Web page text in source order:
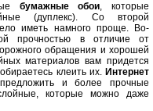
бумажные обои, которые
(дуплекс). Со второй
иметь намного проще. Во-
прочностью в отличие от
обращения и хорошей
материалов вам придется
клеить их. Интернет
и более прочные
которые можно даже